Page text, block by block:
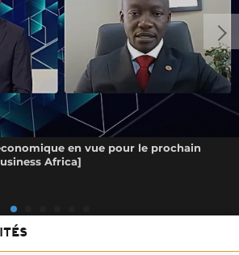
en vue pour le prochain
Africa]